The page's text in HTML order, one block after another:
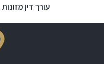
עורך דין מזונות